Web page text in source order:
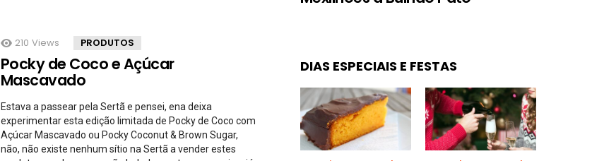
210 Views PRODUTOS
Pocky de Coco e Açúcar
Mascavado
Estava a passear pela Sertã e pensei, ena deixa
experimentar esta edição limitada de Pocky de Coco com
Açúcar Mascavado ou Pocky Coconut & Brown Sugar,
não, não existe nenhum sítio na Sertã a vender estes
DIAS ESPECIAIS E FESTAS